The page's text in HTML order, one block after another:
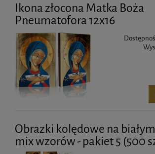
Ikona złocona Matka Boża
Pneumatofora 12x16
Obrazki kolędowe na
mix wzorów - pakiet 5 (500